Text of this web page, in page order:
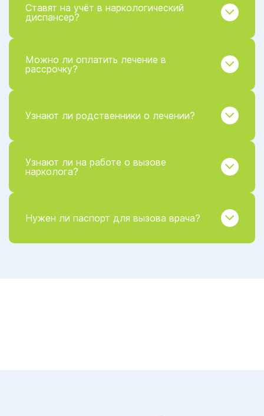
Ставят на учёт в наркологический
диспансер?
Можно ли оплатить лечение в
рассрочку?
Узнают ли родственники о лечении?
Узнают ли на работе о вызове
нарколога?
Нужен ли паспорт для вызова врача?